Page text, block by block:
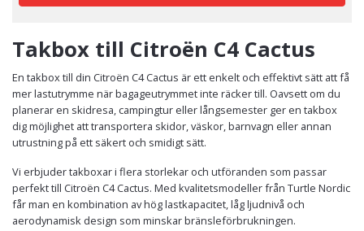
Takbox till Citroën C4 Cactus
En takbox till din Citroën C4 Cactus är ett enkelt och effektivt sätt att få
mer lastutrymme när bagageutrymmet inte räcker till. Oavsett om du
planerar en skidresa, campingtur eller långsemester ger en takbox
dig möjlighet att transportera skidor, väskor, barnvagn eller annan
utrustning på ett säkert och smidigt sätt.
Vi erbjuder takboxar i flera storlekar och utföranden som passar
perfekt till Citroën C4 Cactus. Med kvalitetsmodeller från Turtle Nordic
får man en kombination av hög lastkapacitet, låg ljudnivå och
aerodynamisk design som minskar bränsleförbrukningen.